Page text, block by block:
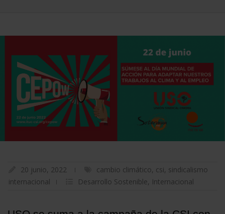
20 junio, 2022 cambio climático, csi, sindicalismo
internacional
Desarrollo Sostenible, Internacional